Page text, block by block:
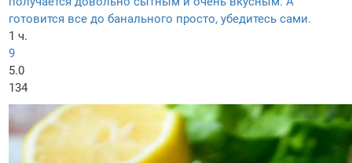
готовится все до банального просто, убедитесь сами.
1 ч.
9
5.0
134